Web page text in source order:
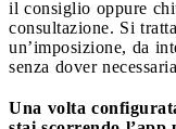
il consiglio oppure
consultazione. Si
un’imposizione, da
senza dover
Una volta